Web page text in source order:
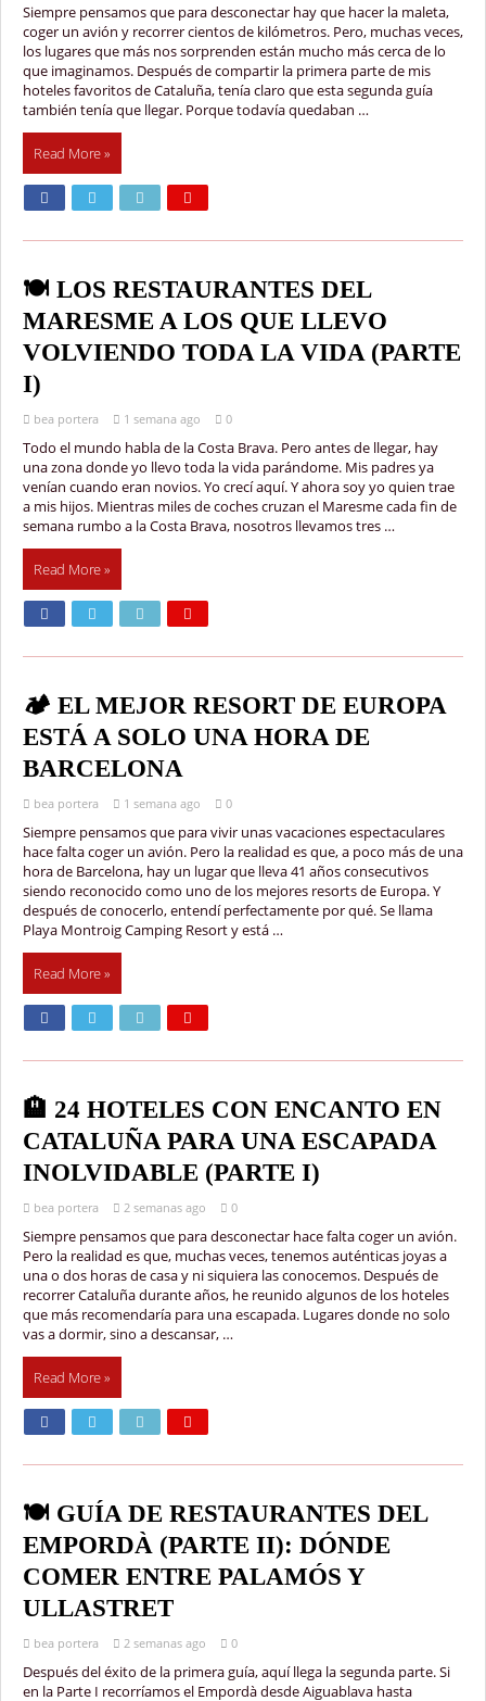
Siempre pensamos que para desconectar hay que hacer la maleta,
coger un avión y recorrer cientos de kilómetros. Pero, muchas veces,
los lugares que más nos sorprenden están mucho más cerca de lo
que imaginamos. Después de compartir la primera parte de mis
hoteles favoritos de Cataluña, tenía claro que esta segunda guía
también tenía que llegar. Porque todavía quedaban …
Read More »
🍽️ LOS RESTAURANTES DEL
MARESME A LOS QUE LLEVO
VOLVIENDO TODA LA VIDA (PARTE
I)
bea portera 1 semana ago 0
Todo el mundo habla de la Costa Brava. Pero antes de llegar, hay
una zona donde yo llevo toda la vida parándome. Mis padres ya
venían cuando eran novios. Yo crecí aquí. Y ahora soy yo quien trae
a mis hijos. Mientras miles de coches cruzan el Maresme cada fin de
semana rumbo a la Costa Brava, nosotros llevamos tres …
Read More »
🏕️ EL MEJOR RESORT DE EUROPA
ESTÁ A SOLO UNA HORA DE
BARCELONA
bea portera 1 semana ago 0
Siempre pensamos que para vivir unas vacaciones espectaculares
hace falta coger un avión. Pero la realidad es que, a poco más de una
hora de Barcelona, hay un lugar que lleva 41 años consecutivos
siendo reconocido como uno de los mejores resorts de Europa. Y
después de conocerlo, entendí perfectamente por qué. Se llama
Playa Montroig Camping Resort y está …
Read More »
🏨 24 HOTELES CON ENCANTO EN
CATALUÑA PARA UNA ESCAPADA
INOLVIDABLE (PARTE I)
bea portera 2 semanas ago 0
Siempre pensamos que para desconectar hace falta coger un avión.
Pero la realidad es que, muchas veces, tenemos auténticas joyas a
una o dos horas de casa y ni siquiera las conocemos. Después de
recorrer Cataluña durante años, he reunido algunos de los hoteles
que más recomendaría para una escapada. Lugares donde no solo
vas a dormir, sino a descansar, …
Read More »
🍽️ GUÍA DE RESTAURANTES DEL
EMPORDÀ (PARTE II): DÓNDE
COMER ENTRE PALAMÓS Y
ULLASTRET
bea portera 2 semanas ago 0
Después del éxito de la primera guía, aquí llega la segunda parte. Si
en la Parte I recorríamos el Empordà desde Aiguablava hasta